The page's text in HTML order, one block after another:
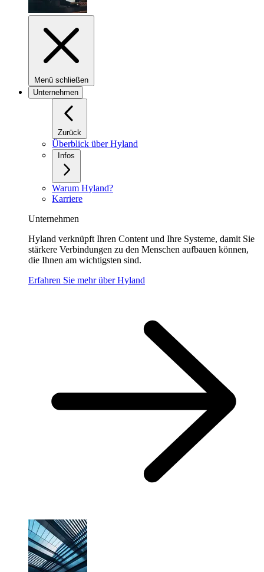
Menü schließen
Unternehmen
Zurück
Überblick über Hyland
Infos
Warum Hyland?
Karriere
Unternehmen
Hyland verknüpft Ihren Content und Ihre Systeme, damit Sie
stärkere Verbindungen zu den Menschen aufbauen können,
die Ihnen am wichtigsten sind.
Erfahren Sie mehr über Hyland